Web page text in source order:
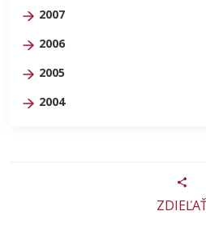
2007
2006
2005
2004